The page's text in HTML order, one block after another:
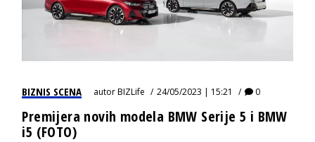
BIZNIS SCENA autorBIZLife 24/05/2023 | 15:21 0
Premijera novih modela BMW Serije 5 i BMW
i5 (FOTO)